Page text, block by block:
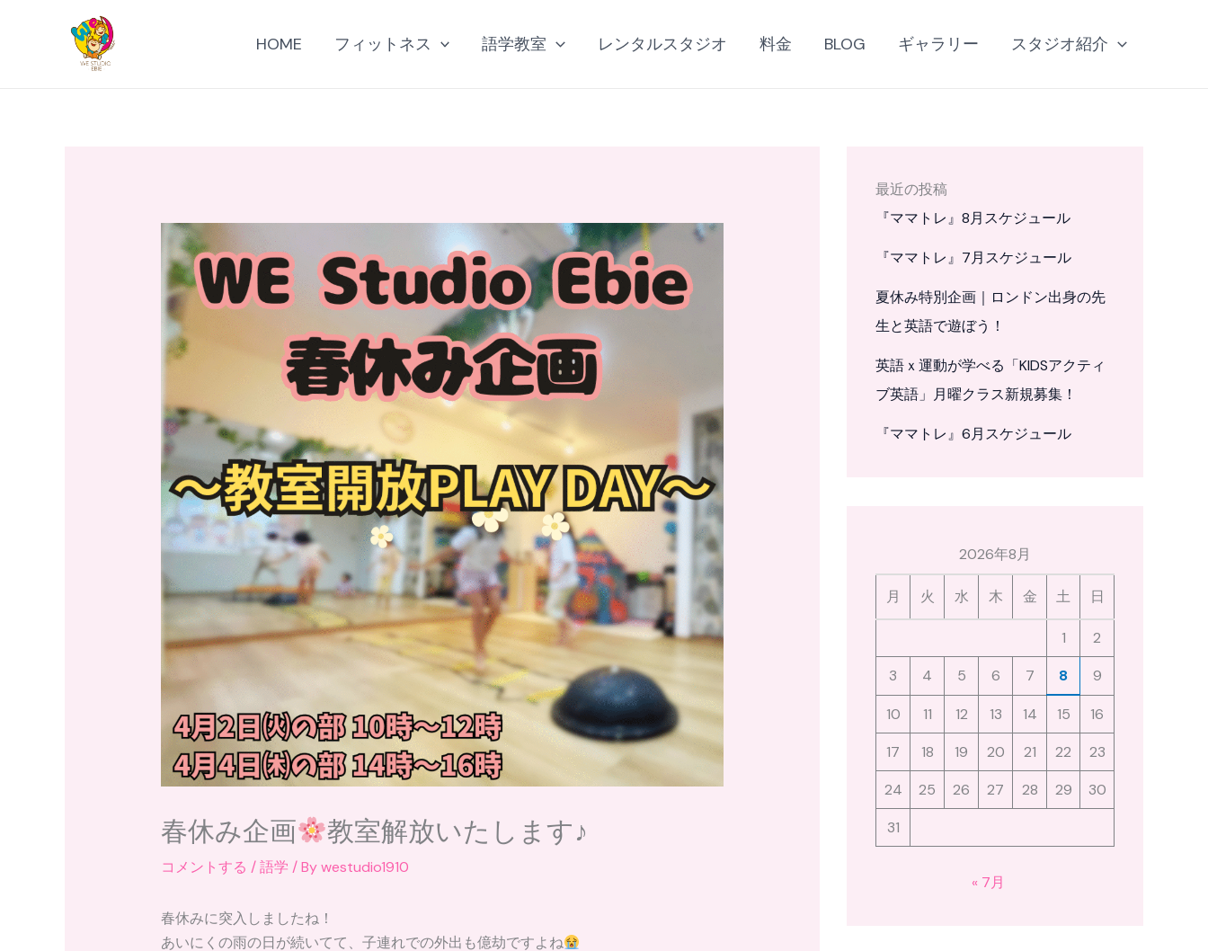
HOME フィットネス 語学教室 レンタルスタジオ 料金 BLOG ギャラリー スタジオ紹介
春休み企画 教室解放いたします♪
コメントする /語学 / Bywestudio1910
春休みに突入しましたね！
あいにくの雨の日が続いてて、子連れでの外出も億劫ですよね
最近の投稿
『ママトレ』8月スケジュール
『ママトレ』7月スケジュール
夏休み特別企画｜ロンドン出身の先
生と英語で遊ぼう！
英語ｘ運動が学べる「KIDSアクティ
ブ英語」月曜クラス新規募集！
『ママトレ』6月スケジュール
2026年8月
月 火 水 木 金 土 日
1
2
3
4 5 6 7 8 9
10 11 12 13 14 15
16
17
18 19 20 21 22
23
24
25 26 27 28 29
30
31
« 7月